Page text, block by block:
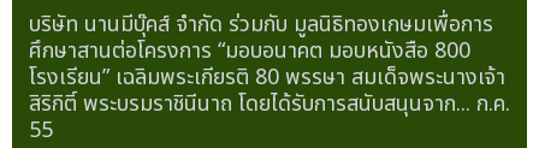
บริษัท นานมีบุ๊คส์ จำกัด ร่วมกับ มูลนิธิทองเกษมเพื่อการ
ศึกษาสานต่อโครงการ “มอบอนาคต มอบหนังสือ 800
โรงเรียน” เฉลิมพระเกียรติ 80 พรรษา สมเด็จพระนางเจ้า
สิริกิติ์ พระบรมราชินีนาถ โดยได้รับการสนับสนุนจาก... ก.ค.
55